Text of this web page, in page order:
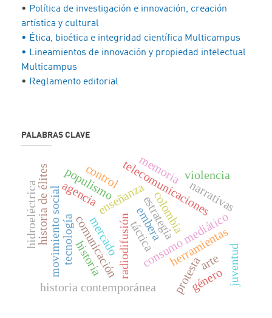
• Política de investigación e innovación, creación
artística y cultural
• Ética, bioética e integridad científica Multicampus
• Lineamientos de innovación y propiedad intelectual
Multicampus
• Reglamento editorial
PALABRAS CLAVE
colombia
telecomunicaciones
radiodifusión
mercado consumo mediático
narrativas
historia contemporánea
herramientas
comunicación
enseñanza
violencia
estrategia
movimiento social protesta
táctica
tecnología
agencia
género juventud
historia de élites populismo
control
embera
hidroeléctrica
arte
memoria
historia